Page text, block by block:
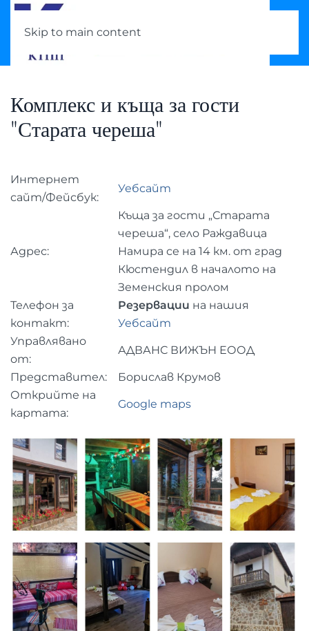
Skip to main content
Комплекс и къща за гости
"Старата череша"
Интернет
сайт/Фейсбук:
Уебсайт
Адрес:
Къща за гости „Старата
череша“, село Раждавица
Намира се на 14 км. от град
Кюстендил в началото на
Земенския пролом
Телефон за
контакт:
Резервации на нашия
Уебсайт
Управлявано
от:
АДВАНС ВИЖЪН ЕООД
Представител:
Борислав Крумов
Открийте на
картата:
Google maps